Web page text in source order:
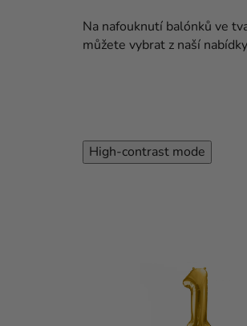
Na nafouknutí balónků ve
můžete vybrat z naší
High-contrast mode